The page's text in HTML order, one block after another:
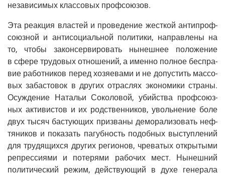
неза­ви­си­мых клас­со­вых профсоюзов.
Эта реак­ция вла­стей и про­ве­де­ние жест­кой анти­проф­
со­юз­ной и анти­со­ци­аль­ной поли­ти­ки, направ­ле­ны на
то, что­бы закон­сер­ви­ро­вать нынеш­нее поло­же­ние
в сфе­ре тру­до­вых отно­ше­ний, а имен­но пол­ное бес­пра­
вие работ­ни­ков перед хозя­е­ва­ми и не допу­стить мас­со­
вых заба­сто­вок в дру­гих отрас­лях эко­но­ми­ки стра­ны.
Осуж­де­ние Ната­льи Соко­ло­вой, убий­ства проф­со­юз­
ных акти­ви­стов и их род­ствен­ни­ков, уволь­не­ние боле
двух тысяч басту­ю­щих при­зва­ны демо­ра­ли­зо­вать неф­
тя­ни­ков и пока­зать пагуб­ность подоб­ных выступ­ле­ний
для тру­дя­щих­ся дру­гих реги­о­нов, чре­ва­тых откры­ты­ми
репрес­си­я­ми и поте­ря­ми рабо­чих мест. Нынеш­ний
поли­ти­че­ский режим, дей­ству­ю­щий в духе гене­ра­ла